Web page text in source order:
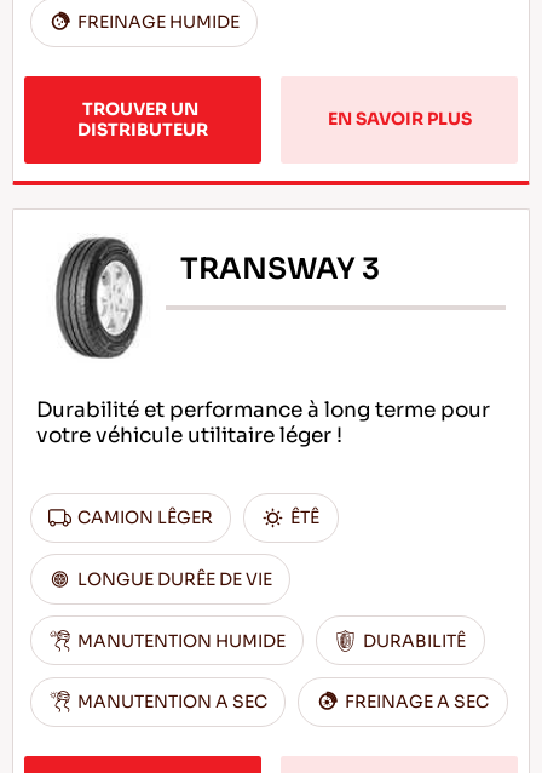
FREINAGE HUMIDE
TROUVER UN
DISTRIBUTEUR
EN SAVOIR PLUS
TRANSWAY 3
Durabilité et performance à long terme pour
votre véhicule utilitaire léger !
CAMION LÊGER ÊTÊ
LONGUE DURÊE DE VIE
MANUTENTION HUMIDE DURABILITÊ
MANUTENTION A SEC FREINAGE A SEC